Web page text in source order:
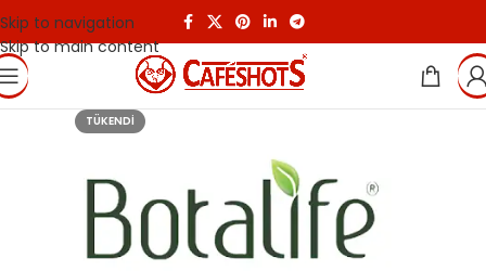
Skip to navigation
Skip to main content
TÜKENDI